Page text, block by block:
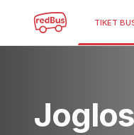
TIKET